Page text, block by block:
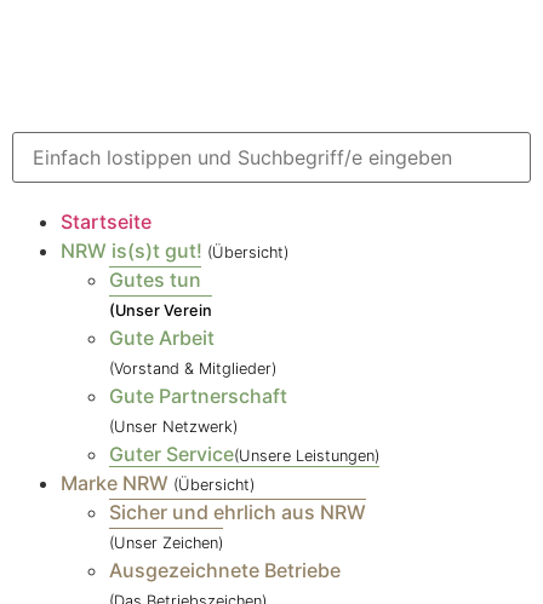
Startseite
NRW is(s)t gut! (Übersicht)
Gutes tun
(Unser Verein
Gute Arbeit
(Vorstand & Mitglieder)
Gute Partnerschaft
(Unser Netzwerk)
Guter Service(Unsere Leistungen)
Marke NRW (Übersicht)
Sicher und ehrlich aus NRW
(Unser Zeichen)
Ausgezeichnete Betriebe